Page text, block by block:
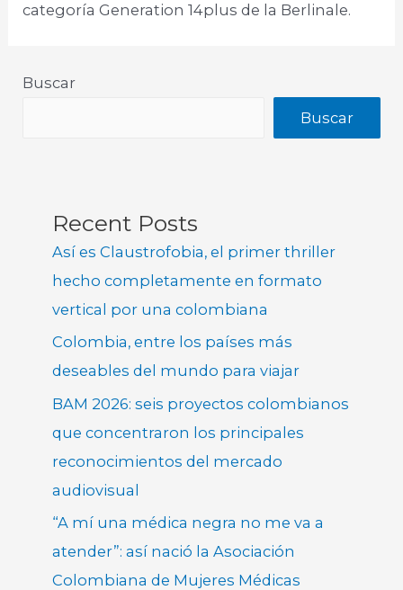
categoría Generation 14plus de la Berlinale.
Buscar
Buscar
Recent Posts
Así es Claustrofobia, el primer thriller
hecho completamente en formato
vertical por una colombiana
Colombia, entre los países más
deseables del mundo para viajar
BAM 2026: seis proyectos colombianos
que concentraron los principales
reconocimientos del mercado
audiovisual
“A mí una médica negra no me va a
atender”: así nació la Asociación
Colombiana de Mujeres Médicas